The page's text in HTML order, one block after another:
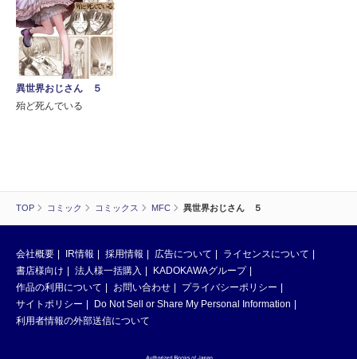
TOP コミック コミックス MFC 異世界おじさん ５
異世界おじさん ５
殆ど死んでいる
会社概要 IR情報 採用情報 広告について
ライセンスについて
書店様向け
法人様一括購入
KADOKAWAグループ
作品の利用について
お問い合わせ
プライバシーポリシー
サイトポリシー
Do Not Sell or Share My Personal Information
利用者情報の外部送信について